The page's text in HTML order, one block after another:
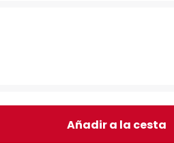
Añadir a la cesta